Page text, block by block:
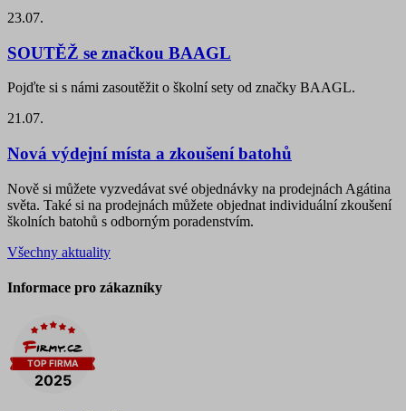
23.07.
SOUTĚŽ se značkou BAAGL
Pojďte si s námi zasoutěžit o školní sety od značky BAAGL.
21.07.
Nová výdejní místa a zkoušení batohů
Nově si můžete vyzvedávat své objednávky na prodejnách Agátina
světa. Také si na prodejnách můžete objednat individuální zkoušení
školních batohů s odborným poradenstvím.
Všechny aktuality
Informace pro zákazníky